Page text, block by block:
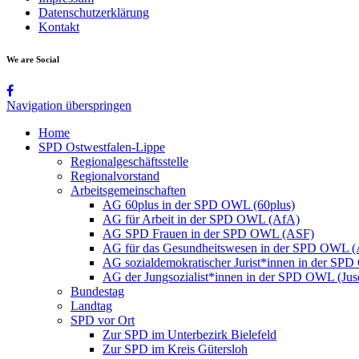
Datenschutzerklärung
Kontakt
We are Social
Navigation überspringen
Home
SPD Ostwestfalen-Lippe
Regionalgeschäftsstelle
Regionalvorstand
Arbeitsgemeinschaften
AG 60plus in der SPD OWL (60plus)
AG für Arbeit in der SPD OWL (AfA)
AG SPD Frauen in der SPD OWL (ASF)
AG für das Gesundheitswesen in der SPD OWL
AG sozialdemokratischer Jurist*innen in der
AG der Jungsozialist*innen in der SPD OWL
Bundestag
Landtag
SPD vor Ort
Zur SPD im Unterbezirk Bielefeld
Zur SPD im Kreis Gütersloh